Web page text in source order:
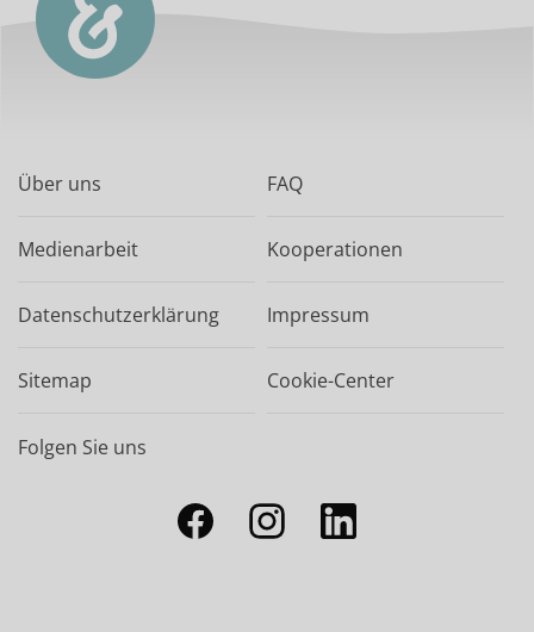
Über uns FAQ
Medienarbeit Kooperationen
Datenschutzerklärung Impressum
Sitemap Cookie-Center
Folgen Sie uns